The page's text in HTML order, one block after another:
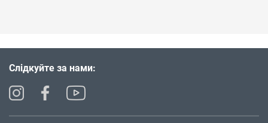
Слідкуйте за нами: